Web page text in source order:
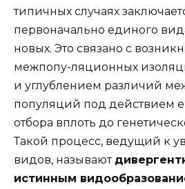
типичных случаях
первоначально единого
новых. Это связано с
межпопу-ляционных
и углублением различий
популяций под действием
отбора вплоть до
Такой процесс, ведущий к
видов, называют
истинным